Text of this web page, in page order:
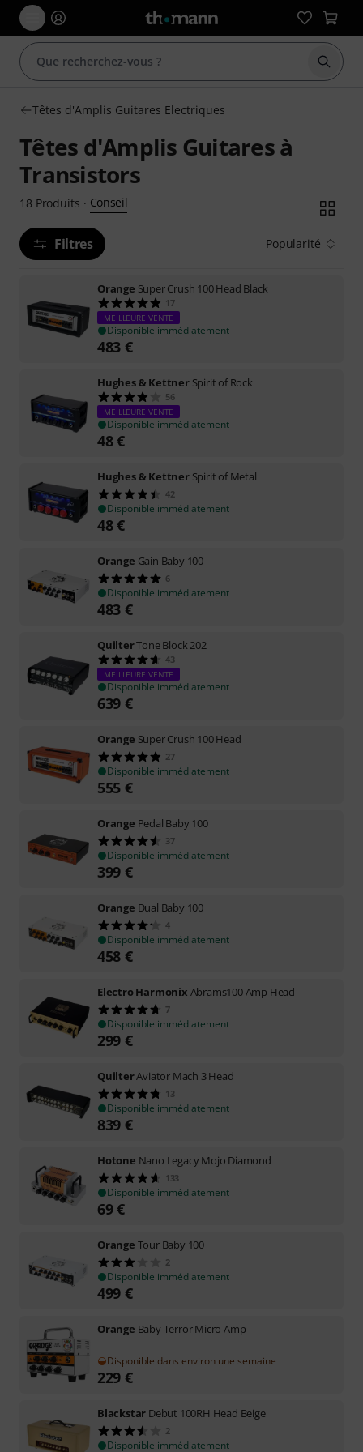
Têtes d'Amplis Guitares Electriques
Têtes d'Amplis Guitares à
Transistors
18 Produits · Conseil
Filtres Popularité
Orange Super Crush 100 Head Black
17
MEILLEURE VENTE
Disponible immédiatement
483 €
Hughes & Kettner Spirit of Rock
56
MEILLEURE VENTE
Disponible immédiatement
48€
Hughes & Kettner Spirit of Metal
42
Disponible immédiatement
48€
Orange Gain Baby 100
6
Disponible immédiatement
483 €
QuilterTone Block 202
43
MEILLEURE VENTE
Disponible immédiatement
639 €
Orange Super Crush 100 Head
27
Disponible immédiatement
555 €
Orange Pedal Baby 100
37
Disponible immédiatement
399 €
Orange Dual Baby 100
4
Disponible immédiatement
458 €
Electro Harmonix Abrams100 Amp Head
7
Disponible immédiatement
299 €
QuilterAviator Mach 3 Head
13
Disponible immédiatement
839 €
Hotone Nano Legacy Mojo Diamond
133
Disponible immédiatement
69€
Orange Tour Baby 100
2
Disponible immédiatement
499 €
Orange Baby Terror Micro Amp
Disponible dans environ une semaine
229 €
Blackstar Debut 100RH Head Beige
2
Disponible immédiatement